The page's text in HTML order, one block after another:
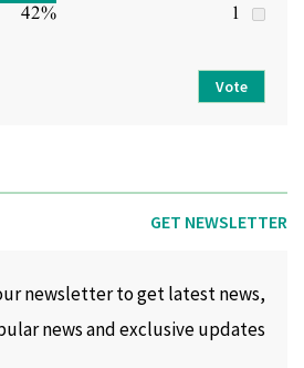
1
42%
Vote
GET NEWSLETTER
newsletter to get latest news,
news and exclusive updates.